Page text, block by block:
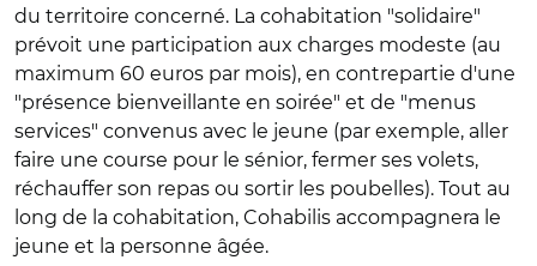
du territoire concerné. La cohabitation "solidaire"
prévoit une participation aux charges modeste (au
maximum 60 euros par mois), en contrepartie d'une
"présence bienveillante en soirée" et de "menus
services" convenus avec le jeune (par exemple, aller
faire une course pour le sénior, fermer ses volets,
réchauffer son repas ou sortir les poubelles). Tout au
long de la cohabitation, Cohabilis accompagnera le
jeune et la personne âgée.